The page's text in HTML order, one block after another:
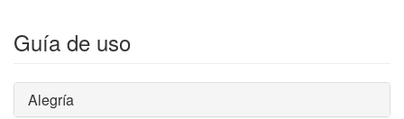
Guía de uso
Alegría